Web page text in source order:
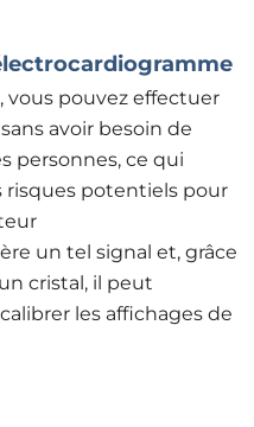
vous pouvez effectuer
avoir besoin de
personnes, ce qui
potentiels pour
un tel signal et, grâce
cristal, il peut
les affichages de